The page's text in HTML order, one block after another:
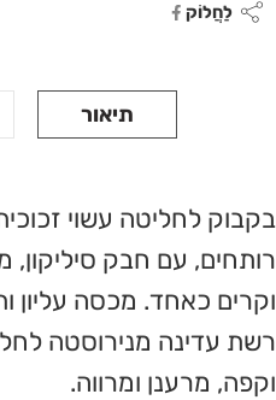
לַחֲלוֹק
תיאור
בקבוק לחליטה עשוי
רותחים, עם חבק
וקרים כאחד. מכסה עליון
רשת עדינה מנירוסטה
וקפה, מרענן ומרווה.